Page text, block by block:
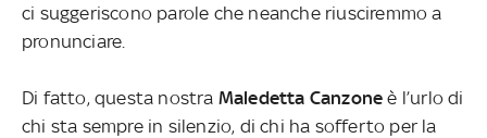
ci suggeriscono parole che neanche riusciremmo a
pronunciare.
Di fatto, questa nostra Maledetta Canzone è l’urlo di
chi sta sempre in silenzio, di chi ha sofferto per la